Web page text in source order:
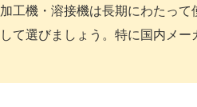
工機・溶接機は長期にわたって
て選びましょう。特に国内メ